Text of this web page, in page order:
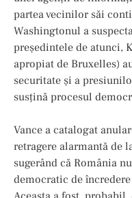
partea vecinilor săi
Washingtonul a
președintele de atunci,
apropiat de Bruxelles)
securitate și a
susțină procesul
Vance a catalogat
retragere alarmantă de
sugerând că România
democratic de